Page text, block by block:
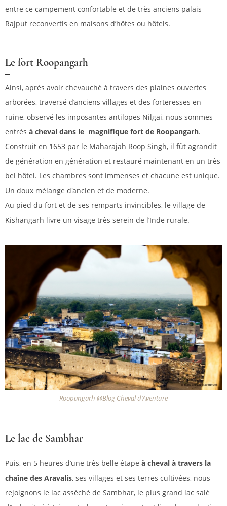
entre ce campement confortable et de très anciens palais
Rajput reconvertis en maisons d’hôtes ou hôtels.
Le fort Roopangarh
Ainsi, après avoir chevauché à travers des plaines ouvertes
arborées, traversé d’anciens villages et des forteresses en
ruine, observé les imposantes antilopes Nilgai, nous sommes
entrés à cheval dans le magnifique fort de Roopangarh.
Construit en 1653 par le Maharajah Roop Singh, il fût agrandit
de génération en génération et restauré maintenant en un très
bel hôtel. Les chambres sont immenses et chacune est unique.
Un doux mélange d'ancien et de moderne.
Au pied du fort et de ses remparts invincibles, le village de
Kishangarh livre un visage très serein de l’Inde rurale.
Roopangarh @Blog Cheval d'Aventure
Le lac de Sambhar
Puis, en 5 heures d’une très belle étape à cheval à travers la
chaîne des Aravalis, ses villages et ses terres cultivées, nous
rejoignons le lac asséché de Sambhar, le plus grand lac salé